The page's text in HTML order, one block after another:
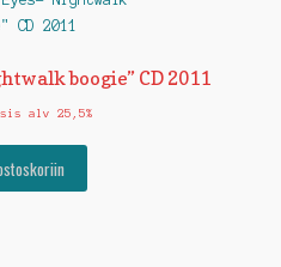
boogie” CD 2011
sis alv 25,5%